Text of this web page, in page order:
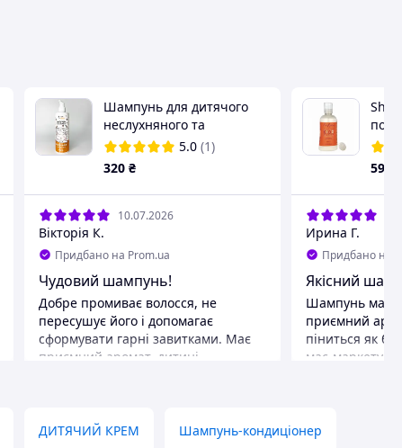
Шампунь для дитячого
неслухняного та
кучерявого волосся HiSkin
kids CURLY 300 мл
5.0 (1)
320 ₴
10.07.2026
Вікторія К.
Придбано на Prom.ua
Чудовий шампунь!
Добре промиває волосся, не
пересушує його і допомагає
сформувати гарні завитками. Має
приємний аромат, дитині
мл 8
590
Ирина Г.
Придбано на
Якісний
Шампунь має
приємний
піниться як
мас-маркету.
Недоліки
ДИТЯЧИЙ КРЕМ Шампунь-кондиціонер